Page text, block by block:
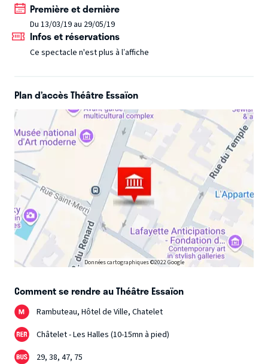
Première et dernière
Du 13/03/19 au 29/05/19
Infos et réservations
Ce spectacle n'est plus à l’affiche
Plan d’accès Théâtre Essaïon
Données cartographiques ©2022 Google
Comment se rendre au Théâtre Essaïon
Rambuteau, Hôtel de Ville, Chatelet
Châtelet - Les Halles (10-15mn à pied)
29, 38, 47, 75